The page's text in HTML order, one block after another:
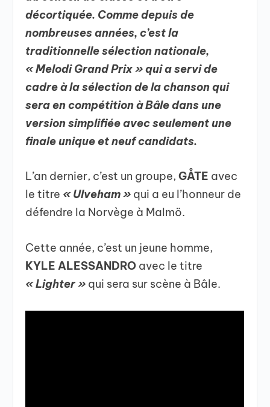
décortiquée. Comme depuis de
nombreuses années, c’est la
traditionnelle sélection nationale,
« Melodi Grand Prix » qui a servi de
cadre à la sélection de la chanson qui
sera en compétition à Bâle dans une
version simplifiée avec seulement une
finale unique et neuf candidats.
L’an dernier, c’est un groupe,GÅTE avec
le titre «Ulveham» qui a eu l’honneur de
défendre la Norvège à Malmö.
Cette année, c’est un jeune homme,
KYLE ALESSANDRO avec le titre
« Lighter » qui sera sur scène à Bâle.